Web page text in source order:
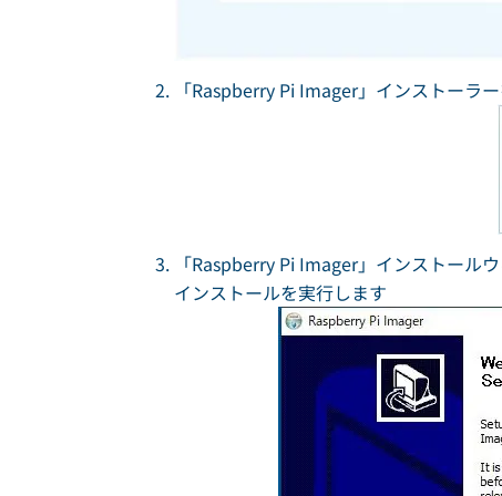
「Raspberry Pi Imager」インストーラ
「Raspberry Pi Imager」インストール
インストールを実行します